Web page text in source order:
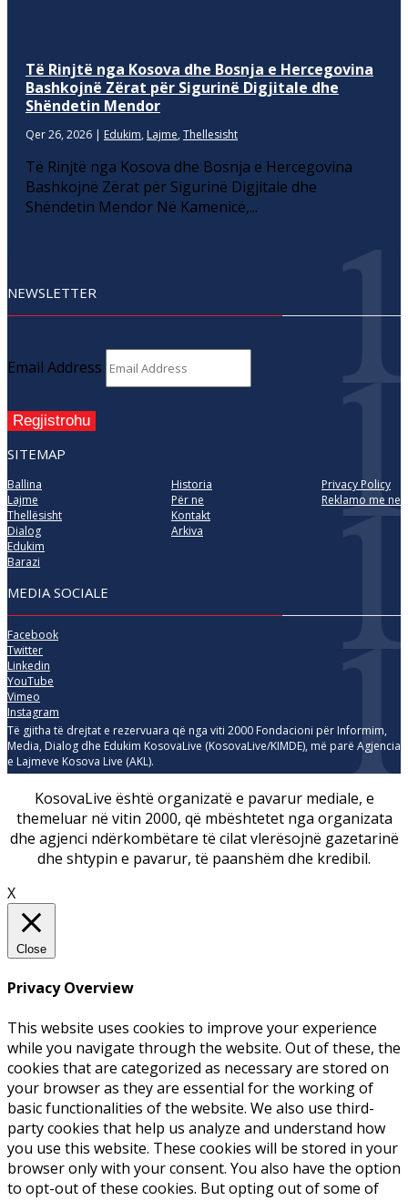
Të Rinjtë nga Kosova dhe Bosnja e Hercegovina
Bashkojnë Zërat për Sigurinë Digjitale dhe
Shëndetin Mendor
Qer 26, 2026 | Edukim, Lajme, Thellesisht
Të Rinjtë nga Kosova dhe Bosnja e Hercegovina
Bashkojnë Zërat për Sigurinë Digjitale dhe
Shëndetin Mendor Në Kamenicë,...
NEWSLETTER
Email Address
Regjistrohu
SITEMAP
Ballina
Lajme
Thellësisht
Dialog
Edukim
Barazi
Historia
Për ne
Kontakt
Arkiva
Privacy Policy
Reklamo me ne
MEDIA SOCIALE
Facebook
Twitter
Linkedin
YouTube
Vimeo
Instagram
Të gjitha të drejtat e rezervuara që nga viti 2000 Fondacioni për Informim,
Media, Dialog dhe Edukim KosovaLive (KosovaLive/KIMDE), më parë Agjencia
e Lajmeve Kosova Live (AKL).
KosovaLive është organizatë e pavarur mediale, e
themeluar në vitin 2000, që mbështetet nga organizata
dhe agjenci ndërkombëtare të cilat vlerësojnë gazetarinë
dhe shtypin e pavarur, të paanshëm dhe kredibil.
X
Close
Privacy Overview
This website uses cookies to improve your experience
while you navigate through the website. Out of these, the
cookies that are categorized as necessary are stored on
your browser as they are essential for the working of
basic functionalities of the website. We also use third-
party cookies that help us analyze and understand how
you use this website. These cookies will be stored in your
browser only with your consent. You also have the option
to opt-out of these cookies. But opting out of some of